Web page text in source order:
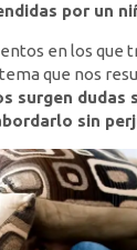
por un
en los que
que nos
surgen dudas
sin